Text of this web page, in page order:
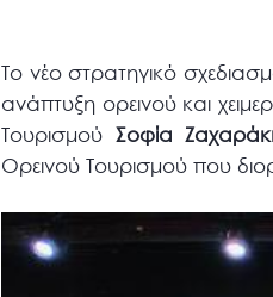
Το νέο στρατηγικό
ανάπτυξη ορεινού και
Τουρισμού Σοφία
Ορεινού Τουρισμού που